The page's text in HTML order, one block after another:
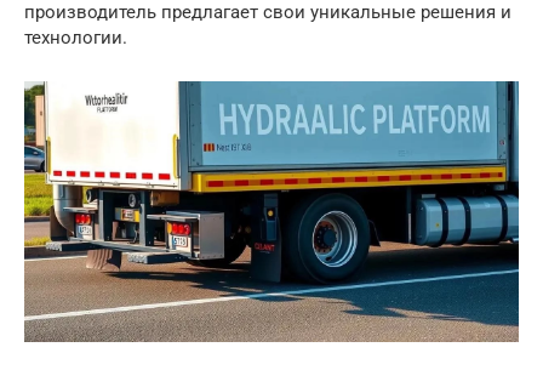
производитель предлагает свои уникальные решения и
технологии.